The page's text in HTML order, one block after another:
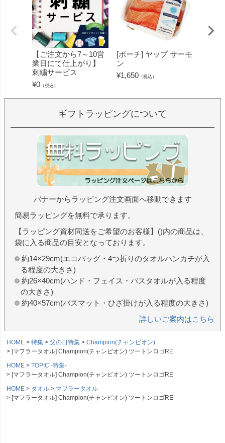
【ご注文から7～10営
業日にて仕上がり】
刺繍サービス
¥0 （税込）
[ポーチ] ヤップ サーモ
ン
¥1,650 （税込）
ギフトラッピングについて
バナーからラッピング注文画面へ移動できます
簡易ラッピングを無料で承ります。
【ラッピング資材同送をご希望のお客様】()内の商品は、
袋に入る商品の目安となっております。
約14×29cm(エコバッグ・4つ折りのタオルハンカチが入
る程度の大きさ)
約26×40cm(ハンド・フェイス・バスタオルが入る程度
の大きさ)
約40×57cm(バスマット・ひざ掛けが入る程度の大きさ)
詳しいご案内はこちら
HOME 特集 父の日特集
Champion(チャンピオン)
[マフラータオル] Champion(チャンピオン) ツートンロゴRE
HOME
TOPIC -特集-
[マフラータオル] Champion(チャンピオン) ツートンロゴRE
HOME
タオル
マフラータオル
[マフラータオル] Champion(チャンピオン) ツートンロゴRE